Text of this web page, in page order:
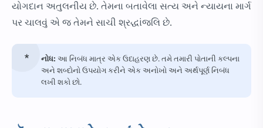
યોગદાન અતુલનીય છે. તેમના બતાવેલા સત્ય અને ન્યાયના માર્ગ
પર ચાલવું એ જ તેમને સાચી શ્રદ્ધાંજલિ છે.
નોધ: આ નિબંધ માત્ર એક ઉદાહરણ છે. તમે તમારી પોતાની કલ્પના
અને શબ્દોનો ઉપયોગ કરીને એક અનોખો અને અર્થપૂર્ણ નિબંધ
લખી શકો છો.